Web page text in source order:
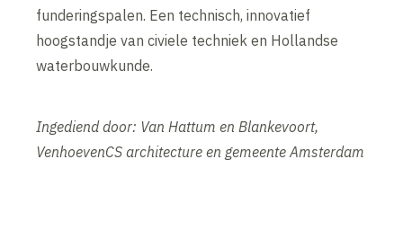
funderingspalen. Een technisch, innovatief
hoogstandje van civiele techniek en Hollandse
waterbouwkunde.
Ingediend door: Van Hattum en Blankevoort,
VenhoevenCS architecture en gemeente Amsterdam